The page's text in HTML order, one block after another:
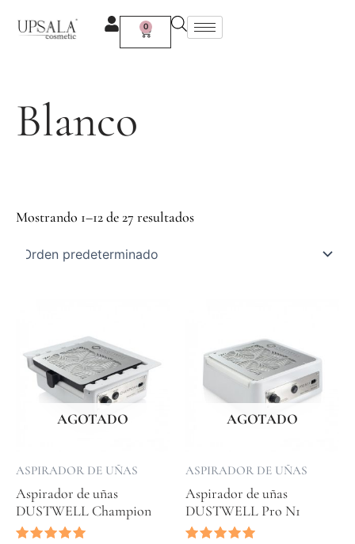
contenido
0
Carrito
Blanco
Mostrando 1–12 de 27 resultados
AGOTADO
ASPIRADOR DE UÑAS
Aspirador de uñas
DUSTWELL Champion
AGOTADO
ASPIRADOR DE UÑAS
Aspirador de uñas
DUSTWELL Pro N1